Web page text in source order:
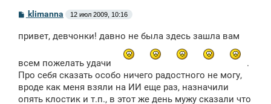
С
б
н
и
е
klimanna 12 июл 2009, 10:16
привет, девчонки! давно не была здесь зашла вам
всем пожелать удачи
.
Про себя сказать особо ничего радостного не могу,
вроде как меня взяли на ИИ еще раз, назначили
опять клостик и т.п., в этот же день мужу сказали что